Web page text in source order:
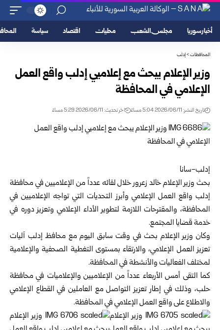
أخبار سوريا مجلس الشعب محليات اقتصاد سياسة
المحافظات>إدلب
وزير الإعلام يبحث مع إعلاميي إدلب واقع العمل
الإعلامي في المحافظة
تاريخ النشر: 2026/06/11 5:04 مساءً اخر تحديث: 2026/06/11 5:29 مساءً
إدلب-سانا
بحث وزير الإعلامخالد زعرورخلال لقائه عدداً من الإعلاميين في محافظة
إدلب واقع العمل الإعلامي وأبرز التحديات التي تواجه الإعلاميين في
المحافظة، والمقترحات اللازمة لتطوير الأداء الإعلامي وتعزيز دوره في
خدمة قضايا المجتمع.
وكان وزير الإعلام بحث في وقت سابق اليوم مع محافظ إدلب آليات
تعزيز العمل الإعلامي، والارتقاء بمستوى التغطية الصحفية والإعلامية
لمختلف الفعاليات والأنشطة في المحافظة.
كما التقى أمس الأربعاء عدداً من الإعلاميين والإعلاميات في محافظة
حلب، وذلك في إطار تعزيز التواصل مع العاملين في القطاع الإعلامي
والاطلاع على واقع العمل الإعلامي في المحافظة.